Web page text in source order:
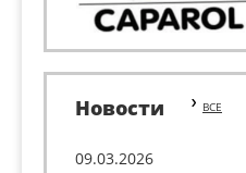
Новости ВСЕ
09.03.2026